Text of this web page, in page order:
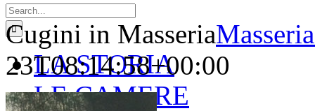
for:
LA STORIA
LE CAMERE
Cugini in Masseria
23T08:14:58+00:00